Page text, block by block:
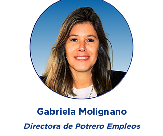
Gabriela Molignano
Directora de Potrero Empleos